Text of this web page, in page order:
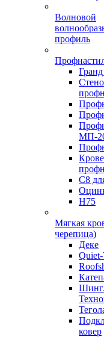
Волновой
профиль
МП-
С8
Н75
Мягкая
черепица)
Деке
ковер